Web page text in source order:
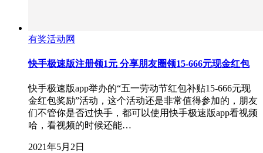
有奖活动网
快手极速版注册领1元 分享朋友圈领15-666元现金红包
快手极速版app举办的“五一劳动节红包补贴15-666元现
金红包奖励”活动，这个活动还是非常值得参加的，朋友
们不管你是否过快手，都可以使用快手极速版app看视频
哈，看视频的时候还能…
2021年5月2日